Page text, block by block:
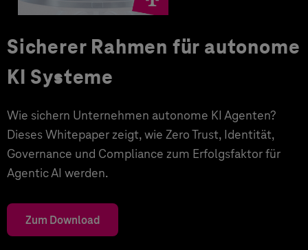
Sicherer Rahmen für autonome
KI Systeme
Wie sichern Unternehmen autonome KI Agenten?
Dieses Whitepaper zeigt, wie Zero Trust, Identität,
Governance und Compliance zum Erfolgsfaktor für
Agentic AI werden.
Zum Download